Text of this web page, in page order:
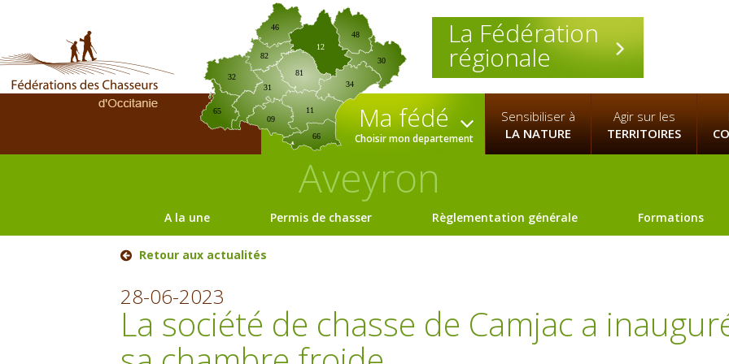
La Fédération
régionale
09
12
30
31
32
34
46
65
66
81
82
11
48
Ma fédé
Choisir mon departement
Sensibiliser à
LA NATURE
Agir sur les
TERRITOIRES
Aveyron
A la une Permis de chasser Règlementation générale Formations
Retour aux actualités
28-06-2023
La société de chasse de Camjac a